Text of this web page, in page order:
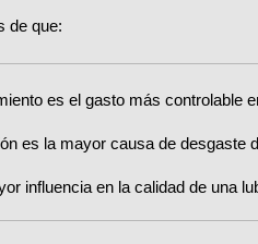
de que:
es el gasto más controlable
es la mayor causa de desgaste
influencia en la calidad de una